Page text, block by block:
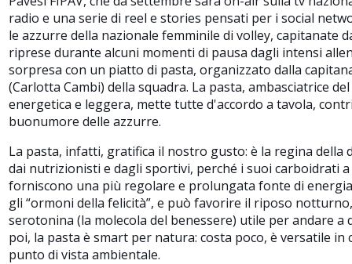
radio e una serie di reel e stories pensati per i social
le azzurre della nazionale femminile di volley, capitanate
riprese durante alcuni momenti di pausa dagli intensi
sorpresa con un piatto di pasta, organizzato dalla
(Carlotta Cambi) della squadra. La pasta, ambasciatrice
energetica e leggera, mette tutte d'accordo a tavola,
buonumore delle azzurre.
La pasta, infatti, gratifica il nostro gusto: è la regina della
dai nutrizionisti e dagli sportivi, perché i suoi carboidrati a
forniscono una più regolare e prolungata fonte di
gli “ormoni della felicità”, e può favorire il riposo
serotonina (la molecola del benessere) utile per andare a
poi, la pasta è smart per natura: costa poco, è versatile in
punto di vista ambientale.